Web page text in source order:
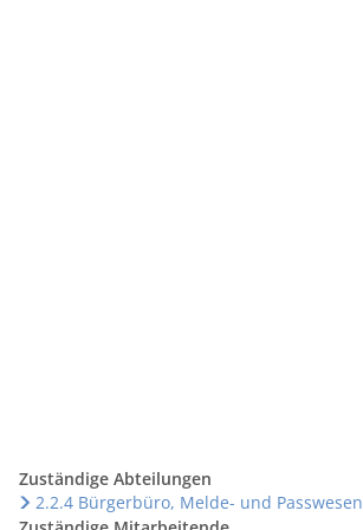
Zuständige Abteilungen
2.2.4 Bürgerbüro, Melde- und Passwesen